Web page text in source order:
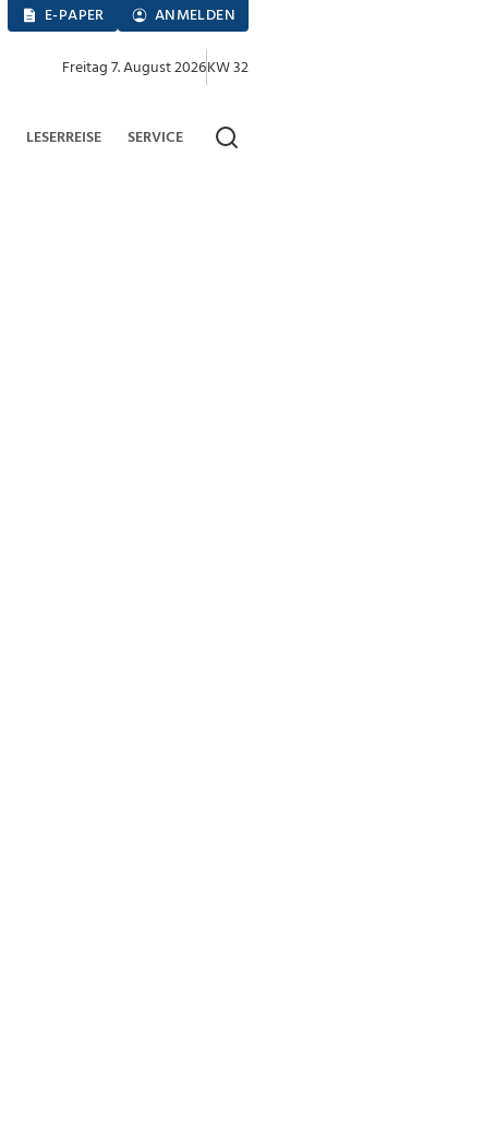
E-PAPER ANMELDEN
Freitag 7. August 2026KW 32
LESERREISE SERVICE